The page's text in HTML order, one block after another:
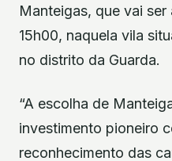
Manteigas, que vai
15h00, naquela vila
no distrito da Guarda.
“A escolha de
investimento pioneiro
reconhecimento das